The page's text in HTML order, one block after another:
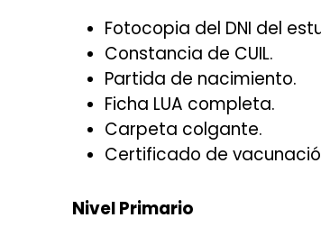
Fotocopia del DNI del
Constancia de CUIL.
Partida de nacimiento.
Ficha LUA completa.
Carpeta colgante.
Certificado de
Nivel Primario